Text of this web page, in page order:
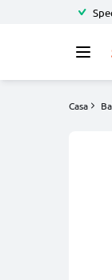
Casa